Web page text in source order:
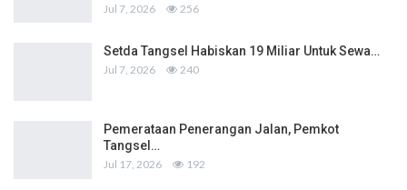
Jul 7, 2026 256
Setda Tangsel Habiskan 19 Miliar Untuk Sewa…
Jul 7, 2026 240
Pemerataan Penerangan Jalan, Pemkot
Tangsel…
Jul 17, 2026 192